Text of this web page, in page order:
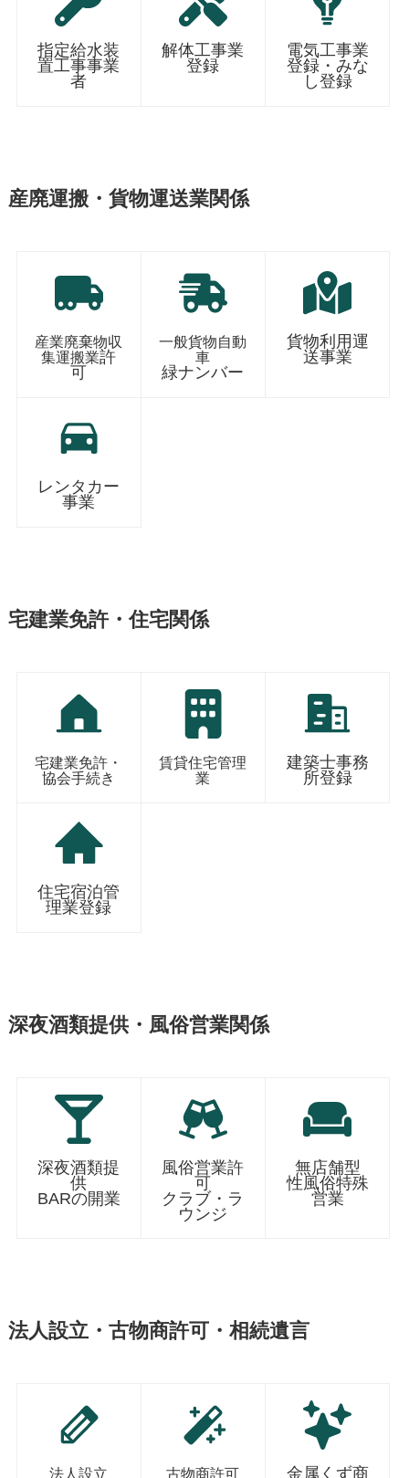
指定給水装
置工事事業
者
解体工事業
登録
電気工事業
登録・みな
し登録
産廃運搬・貨物運送業関係
産業廃棄物収
集運搬業許
可
一般貨物自動
車
緑ナンバー
貨物利用運
送事業
レンタカー
事業
宅建業免許・住宅関係
宅建業免許・
協会手続き
賃貸住宅管理
業
建築士事務
所登録
住宅宿泊管
理業登録
深夜酒類提供・風俗営業関係
深夜酒類提
供
BARの開業
風俗営業許
可
クラブ・ラ
ウンジ
無店舗型
性風俗特殊
営業
法人設立・古物商許可・相続遺言
法人設立 古物商許可 金属くず商